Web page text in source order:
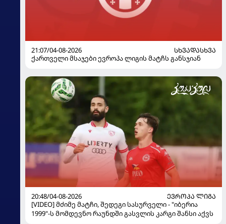
21:07/04-08-2026
ᲡᲮᲕᲐᲓᲐᲡᲮᲕᲐ
ქართველი მსაჯები ევროპა ლიგის მატჩს განსჯიან
20:48/04-08-2026
ᲔᲕᲠᲝᲞᲐ ᲚᲘᲒᲐ
[VIDEO] მძიმე მატჩი, შედეგი სასურველი - "იბერია
1999"-ს მომდევნო რაუნდში გასვლის კარგი შანსი აქვს